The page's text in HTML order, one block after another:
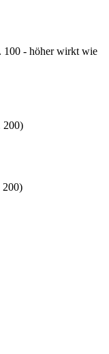
100 - höher wirkt wie
200)
200)